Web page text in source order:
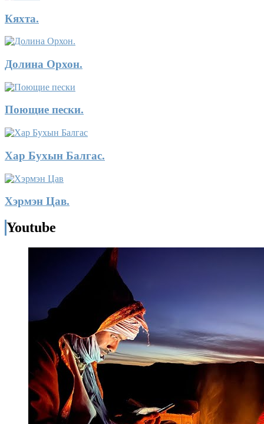
Кяхта.
Долина Орхон.
Поющие пески.
Хар Бухын Балгас.
Хэрмэн Цав.
Youtube